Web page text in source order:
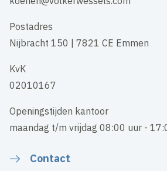
Postadres
Nijbracht 150 | 7821 CE Emmen
KvK
02010167
Openingstijden kantoor
maandag t/m vrijdag 08:00 uur -
Contact